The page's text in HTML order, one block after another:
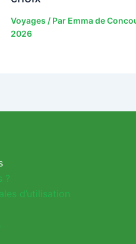
Voyages / Par Emma de
2026
?
d’utilisation